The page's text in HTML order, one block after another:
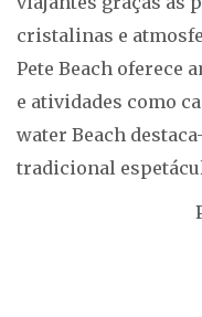
cristalinas e
Pete Beach oferece
e atividades como
water Beach
tradicional